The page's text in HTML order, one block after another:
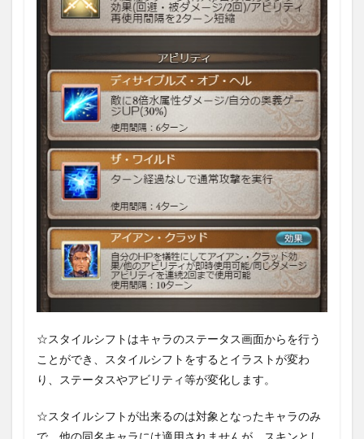
3.2.1
マルチバ
MISSION｣
3.2.2
シングル
バトル
｢THE
LAST
MISSION｣
3.2.3
HELL
4
まと
め
☆スタイルシフトはキャラのステータス画面からを行う
ことができ、スタイルシフトをするとイラストが変わ
り、ステータスやアビリティ等が変化します。
☆スタイルシフトが出来るのは対象となったキャラのみ
で、他の同名キャラには適用されませんが、スキンとし